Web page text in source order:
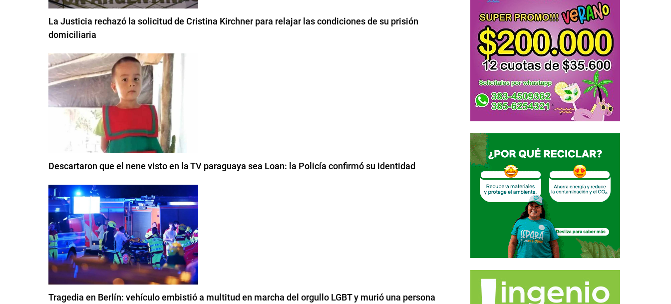
La Justicia rechazó la solicitud de Cristina Kirchner para relajar las condiciones de su prisión
domiciliaria
Descartaron que el nene visto en la TV paraguaya sea Loan: la Policía confirmó su identidad
Tragedia en Berlín: vehículo embistió a multitud en marcha del orgullo LGBT y murió una persona